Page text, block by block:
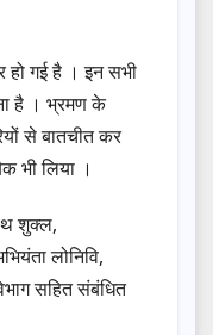
हो गई है । इन सभी
है । भ्रमण के
से बातचीत कर
भी लिया ।
शुक्ल,
लोनिवि,
सहित संबंधित